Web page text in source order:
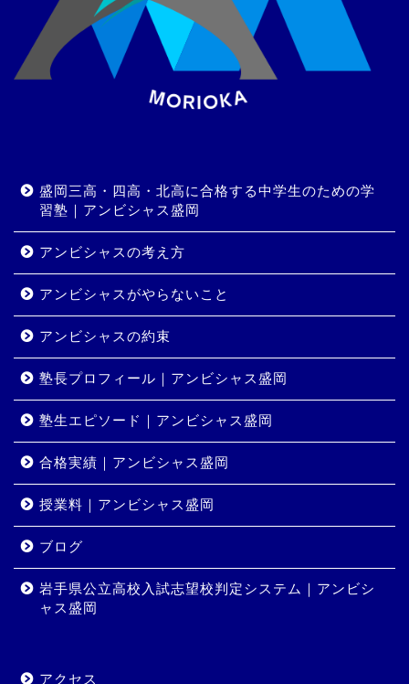
盛岡三高・四高・北高に合格する中学生のための学
習塾｜アンビシャス盛岡
アンビシャスの考え方
アンビシャスがやらないこと
アンビシャスの約束
塾長プロフィール｜アンビシャス盛岡
塾生エピソード｜アンビシャス盛岡
合格実績｜アンビシャス盛岡
授業料｜アンビシャス盛岡
ブログ
岩手県公立高校入試志望校判定システム｜アンビシ
ャス盛岡
アクセス
コース・料金